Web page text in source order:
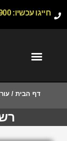
חייגו עכשיו:
דף הבית /